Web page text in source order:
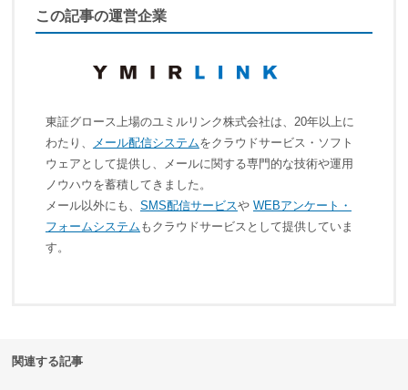
この記事の運営企業
東証グロース上場のユミルリンク株式会社は、20年以上に
わたり、
メール配信システムをクラウドサービス・ソフト
ウェアとして提供し、メールに関する専門的な技術や運用
ノウハウを蓄積してきました。
メール以外にも、 SMS配信サービスや WEBアンケート・
フォームシステム もクラウドサービスとして提供していま
す。
関連する記事